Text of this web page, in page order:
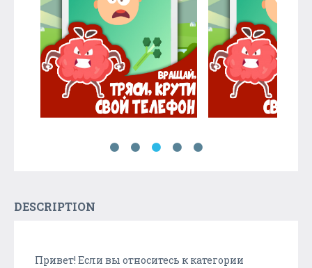
DESCRIPTION
Привет! Если вы относитесь к категории